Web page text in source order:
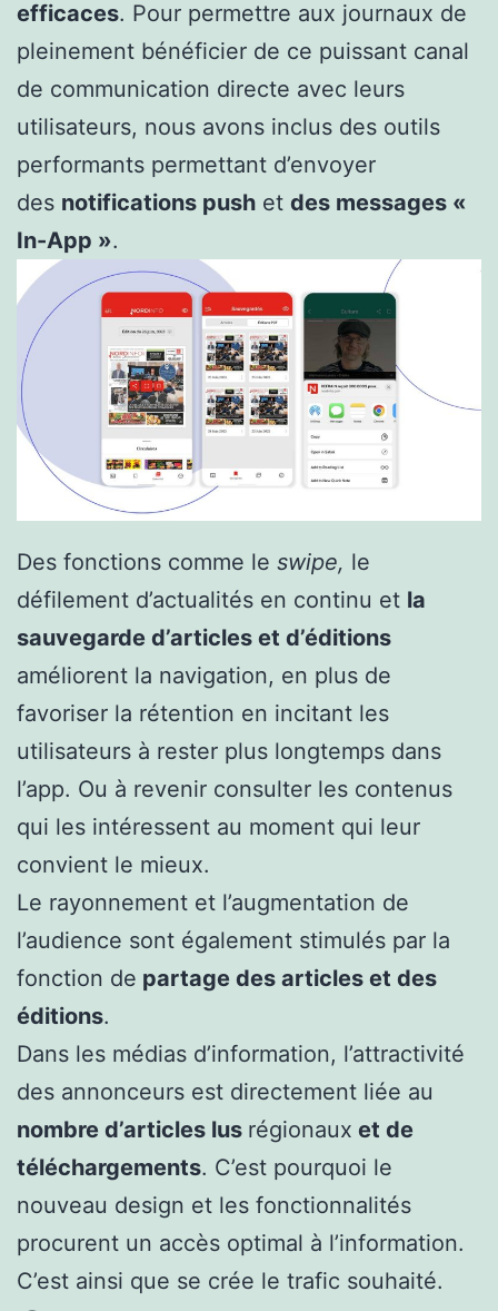
efficaces. Pour permettre aux journaux de
pleinement bénéficier de ce puissant canal
de communication directe avec leurs
utilisateurs, nous avons inclus des outils
performants permettant d’envoyer
des notifications push et des messages «
In-App ».
Des fonctions comme le swipe, le
défilement d’actualités en continu et la
sauvegarde d’articles et d’éditions
améliorent la navigation, en plus de
favoriser la rétention en incitant les
utilisateurs à rester plus longtemps dans
l’app. Ou à revenir consulter les contenus
qui les intéressent au moment qui leur
convient le mieux.
Le rayonnement et l’augmentation de
l’audience sont également stimulés par la
fonction de partage des articles et des
éditions.
Dans les médias d’information, l’attractivité
des annonceurs est directement liée au
nombre d’articles lus régionaux et de
téléchargements. C’est pourquoi le
nouveau design et les fonctionnalités
procurent un accès optimal à l’information.
C’est ainsi que se crée le trafic souhaité.